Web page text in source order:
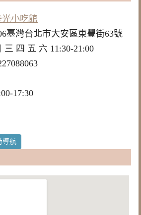
光小吃館
臺灣台北市大安區東豐街63號
三 四 五 六 11:30-21:00
17:30
導航